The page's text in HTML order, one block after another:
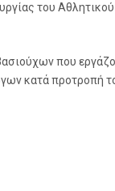
του
που
κατά προτροπή